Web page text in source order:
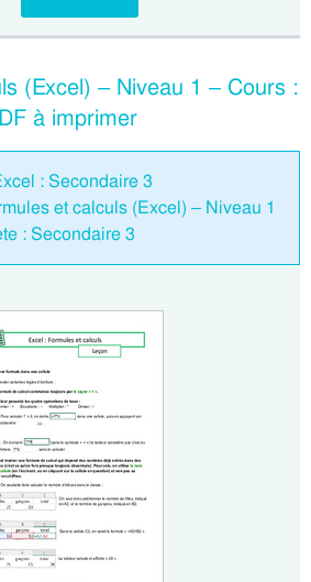
(Excel) – Niveau 1 – Cours :
à imprimer
: Secondaire 3
et calculs (Excel) – Niveau 1
: Secondaire 3